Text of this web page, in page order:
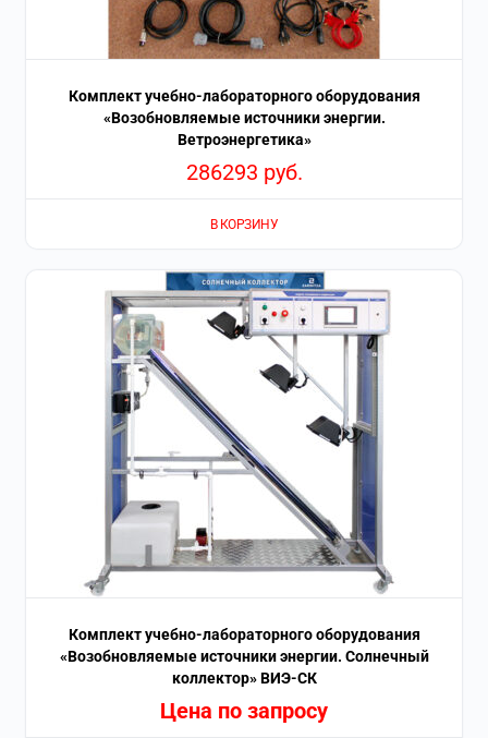
Комплект учебно-лабораторного оборудования
«Возобновляемые источники энергии.
Ветроэнергетика»
286293 руб.
В КОРЗИНУ
Комплект учебно-лабораторного оборудования
«Возобновляемые источники энергии. Солнечный
коллектор» ВИЭ-СК
Цена по запросу